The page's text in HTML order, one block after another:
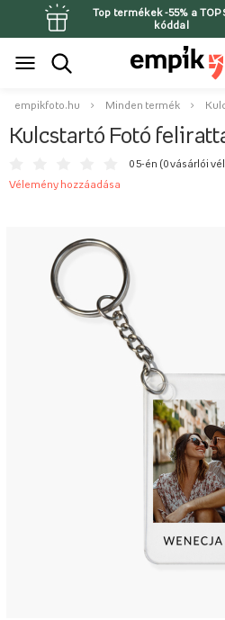
Top termékek -55% a
kóddal
empikfoto.hu Minden termék
Kulcstartó Fotó
0 5-én (0 vásárlói
Vélemény hozzáadása